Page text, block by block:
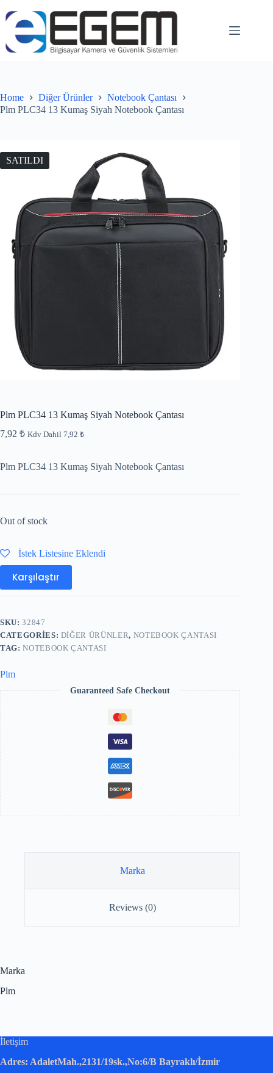
Home Diğer Ürünler
Notebook Çantası
Plm PLC34 13 Kumaş Siyah Notebook Çantası
SATILDI
Plm PLC34 13 Kumaş Siyah Notebook Çantası
7,92 ₺ Kdv Dahil 7,92 ₺
Plm PLC34 13 Kumaş Siyah Notebook Çantası
Out of stock
İstek Listesine Eklendi
Karşılaştır
SKU:32847
CATEGORIES: DIĞER ÜRÜNLER, NOTEBOOK ÇANTASI
TAG:NOTEBOOK ÇANTASI
Plm
Guaranteed Safe Checkout
Marka
Reviews (0)
Marka
Plm
İletişim
Adres: AdaletMah.,2131/19sk.,No:6/B Bayraklı/İzmir